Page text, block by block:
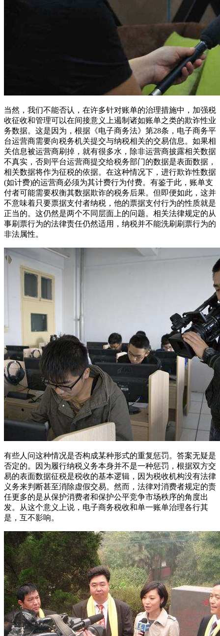
当然，我们不能否认，在许多针对账单的治理措施中，加强税
收征收和管理可以在间接意义上遏制诸如账单之类的欺诈性业
务数据。这是因为，根据《电子商务法》第28条，电子商务平
台运营商需要向税务机关提交与纳税相关的交易信息。如果相
关信息被运营商刷掉，就有很多水，除非运营商披露相关数据
不真实，否则平台运营商提交给税务部门的数据是表面数据，
相关数据将作为征税的依据。在这种情况下，进行欺诈性数据
(如计费)的运营商必须为其计费行为付费。有鉴于此，账单支
付者可能需要权衡其数据欺诈的税务后果。但即便如此，这并
不意味着只要票据支付者纳税，他的票据支付行为的性质就是
正当的。这仍然是两个不同层面上的问题。相关法律规定的从
事刷票行为的法律责任仍然适用，纳税并不能洗刷刷票行为的
非法属性。
有些人问这种情况是否构成某种形式的重复惩罚。答案无疑是
否定的。因为履行纳税义务本身并不是一种惩罚，根据双方交
易的表面数据征税是税收的基本逻辑，因为税收机构没有法律
义务来判断甚至消除虚假交易。然而，法律对消费者规定的责
任更多的是从保护消费者和保护公平竞争市场秩序的角度出
发。从这个意义上说，电子商务税收和单一账单治理各行其
是，互不影响。